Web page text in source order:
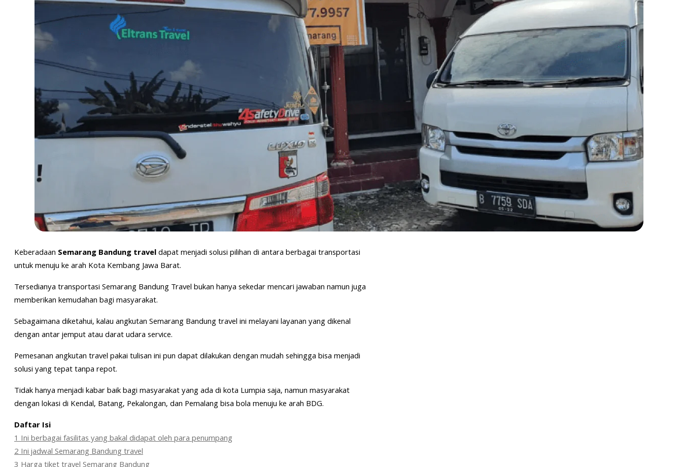
Keberadaan Semarang Bandung traveldapat menjadi solusi pilihan di antara berbagai transportasi
untuk menuju ke arah Kota Kembang Jawa Barat.
Tersedianya transportasi Semarang Bandung Travel bukan hanya sekedar mencari jawaban namun juga
memberikan kemudahan bagi masyarakat.
Sebagaimana diketahui, kalau angkutan Semarang Bandung travel ini melayani layanan yang dikenal
dengan antar jemput atau darat udara service.
Pemesanan angkutan travel pakai tulisan ini pun dapat dilakukan dengan mudah sehingga bisa menjadi
solusi yang tepat tanpa repot.
Tidak hanya menjadi kabar baik bagi masyarakat yang ada di kota Lumpia saja, namun masyarakat
dengan lokasi di Kendal, Batang, Pekalongan, dan Pemalang bisa bola menuju ke arah BDG.
Daftar Isi
1Ini berbagai fasilitas yang bakal didapat oleh para penumpang
2Ini jadwal Semarang Bandung travel